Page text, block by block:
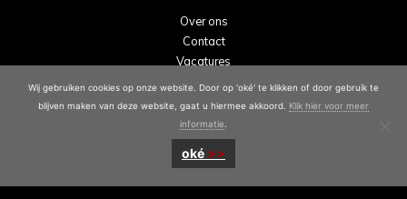
Over ons
Contact
Vacatures
Energielabel A
Wij gebruiken cookies op onze website. Door op 'oké' te klikken of door gebruik te
blijven maken van deze website, gaat u hiermee akkoord. Klik hier voor meer
informatie
oké